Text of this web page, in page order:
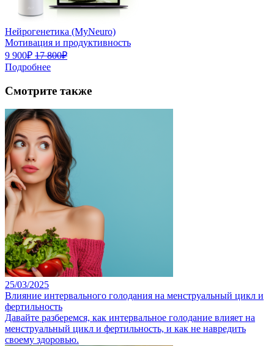
Нейрогенетика (MyNeuro)
Мотивация и продуктивность
9 900₽ 17 800₽
Подробнее
Смотрите также
25/03/2025
Влияние интервального голодания на менструальный цикл и
фертильность
Давайте разберемся, как интервальное голодание влияет на
менструальный цикл и фертильность, и как не навредить
своему здоровью.